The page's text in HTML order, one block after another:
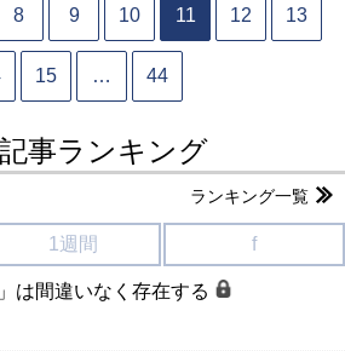
8 9 10 11 12 13
15 … 44
事ランキング
ランキング一覧
1週間 f
は間違いなく存在する